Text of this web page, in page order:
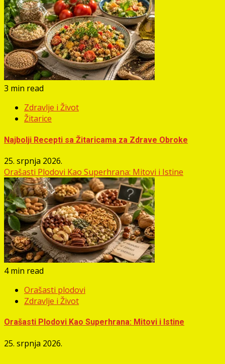
3 min read
Zdravlje i Život
Žitarice
Najbolji Recepti sa Žitaricama za Zdrave Obroke
25. srpnja 2026.
Orašasti Plodovi Kao Superhrana: Mitovi i Istine
4 min read
Orašasti plodovi
Zdravlje i Život
Orašasti Plodovi Kao Superhrana: Mitovi i Istine
25. srpnja 2026.